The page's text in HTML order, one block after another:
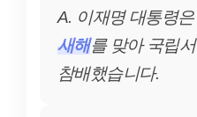
A. 이재명 대통령
새해를 맞아 국립
참배했습니다.